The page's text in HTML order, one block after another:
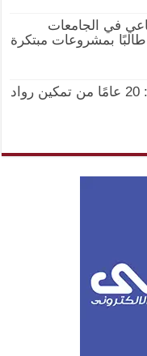
في الجامعات
أورنچ مصر وإيناكتس: 20 عامًا من تمكين رواد